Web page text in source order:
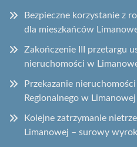
Bezpieczne korzystanie z
dla mieszkańców
Zakończenie III przetargu
nieruchomości w
Przekazanie
Regionalnego w Limanowej
Kolejne zatrzymanie
Limanowej – surowy